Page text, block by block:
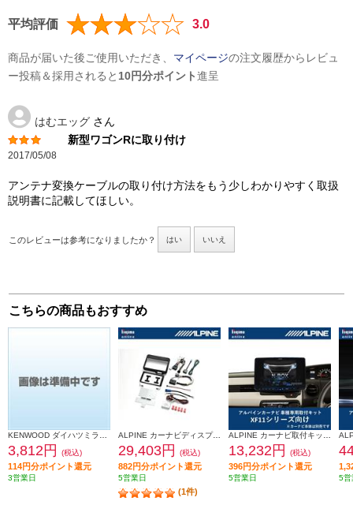
平均評価 3.0
商品が届いた後ご使用いただき、 マイページの注文履歴からレビュ
ー投稿＆採用されると 10円分ポイント進呈
はむエッグ さん
新型ワゴンRに取り付け
2017/05/08
アンテナ変換ケーブルの取り付け方法をもう少しわかりやすく取扱
説明書に記載してほしい。
このレビューは参考になりましたか？ はい いいえ
こちらの商品もおすすめ
3,812円 (税込)
114円分ポイント還元
3営業日
ALPINE カーナビディスプレイオーディオ取付けキット N-BOX(JF5/6系)専用 KTX-XF11-NB-56-NR
29,403円 (税込)
882円分ポイント還元
5営業日
(1件)
13,232円 (税込)
396円分ポイント還元
5営業日 5営